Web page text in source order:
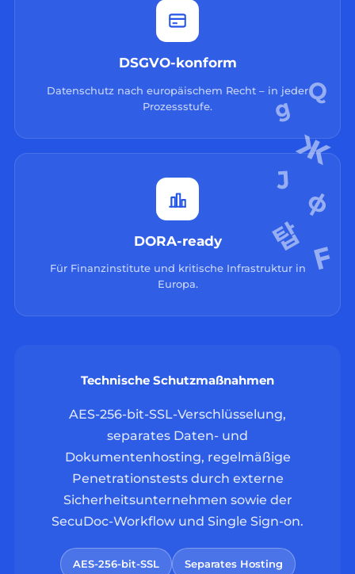
DSGVO-konform
Datenschutz nach europäischem Recht – in jeder
Prozessstufe.
DORA-ready
Für Finanzinstitute und kritische Infrastruktur in
Europa.
Technische Schutzmaßnahmen
AES-256-bit-SSL-Verschlüsselung,
separates Daten- und
Dokumentenhosting, regelmäßige
Penetrationstests durch externe
Sicherheitsunternehmen sowie der
SecuDoc-Workflow und Single Sign-on.
AES-256-bit-SSL Separates Hosting